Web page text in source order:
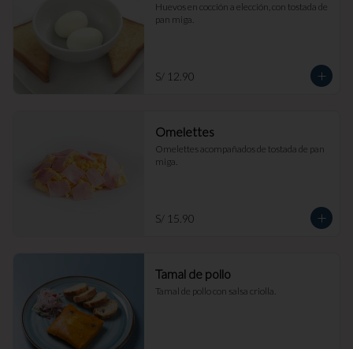
Huevos en cocción a elección, con tostada de
pan miga.
S/ 12.90
Omelettes
Omelettes acompañados de tostada de pan
miga.
S/ 15.90
Tamal de pollo
Tamal de pollo con salsa criolla.